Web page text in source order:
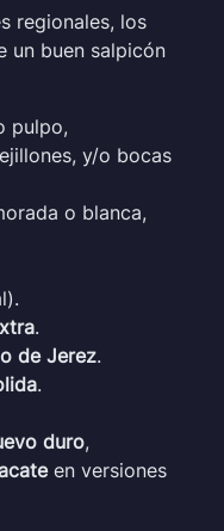
regionales, los
un buen salpicón
pulpo,
y/o bocas
o blanca,
.
de Jerez.
.
duro,
en versiones